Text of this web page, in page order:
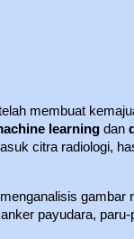
membuat
learning dan
citra radiologi,
gambar
payudara,